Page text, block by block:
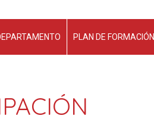
PLAN DE FORMACIÓN